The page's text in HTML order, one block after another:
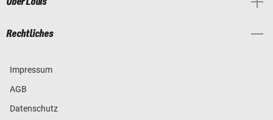
Rechtliches
Impressum
AGB
Datenschutz